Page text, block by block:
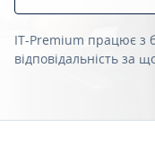
IT-Premium працює з
відповідальність за